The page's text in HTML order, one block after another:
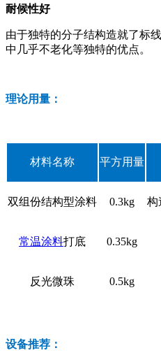
耐候性好
由于独特的分子结构造就了标
中几乎不老化等独特的优点。
理论用量：
材料名称 平方用量
双组份结构型涂料 0.3kg 构
常温涂料打底 0.35kg
反光微珠 0.5kg
设备推荐：